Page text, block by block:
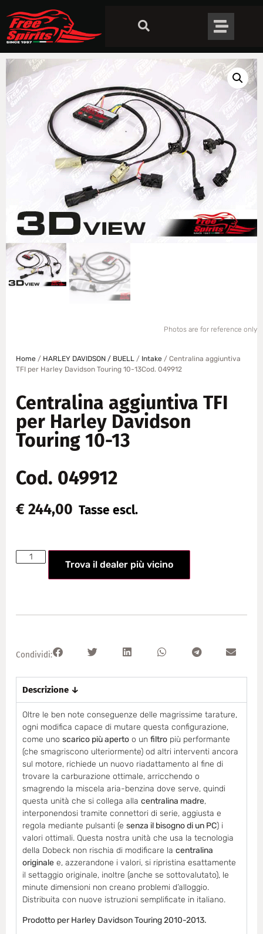
Photos are for reference only
Home / HARLEY DAVIDSON / BUELL / Intake / Centralina aggiuntiva
TFI per Harley Davidson Touring 10-13Cod. 049912
Centralina aggiuntiva TFI
per Harley Davidson
Touring 10-13
Cod. 049912
€ 244,00 Tasse escl.
Trova il dealer più vicino
Condividi:
Descrizione ↓
Oltre le ben note conseguenze delle magrissime tarature,
ogni modifica capace di mutare questa configurazione,
come unoscarico più aperto o unfiltro più performante
(che smagriscono ulteriormente) od altri interventi ancora
sul motore, richiede un nuovo riadattamento al fine di
trovare la carburazione ottimale, arricchendo o
smagrendo la miscela aria-benzina dove serve, quindi
questa unità che si collega allacentralina madre,
interponendosi tramite connettori di serie, aggiusta e
regola mediante pulsanti (esenza il bisogno di un PC) i
valori ottimali. Questa nostra unità che usa la tecnologia
della Dobeck non rischia di modificare lacentralina
originale e, azzerandone i valori, si ripristina esattamente
il settaggio originale, inoltre (anche se sottovalutato), le
minute dimensioni non creano problemi d’alloggio.
Distribuita con nuove istruzioni semplificate in italiano.
Prodotto per Harley Davidson Touring 2010-2013.